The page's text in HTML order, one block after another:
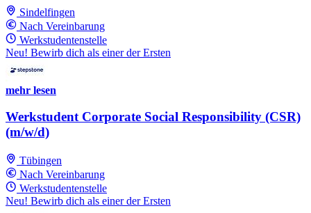
Sindelfingen
Nach Vereinbarung
Werkstudentenstelle
Neu! Bewirb dich als einer der Ersten
mehr lesen
Werkstudent Corporate Social Responsibility (CSR)
(m/w/d)
Tübingen
Nach Vereinbarung
Werkstudentenstelle
Neu! Bewirb dich als einer der Ersten